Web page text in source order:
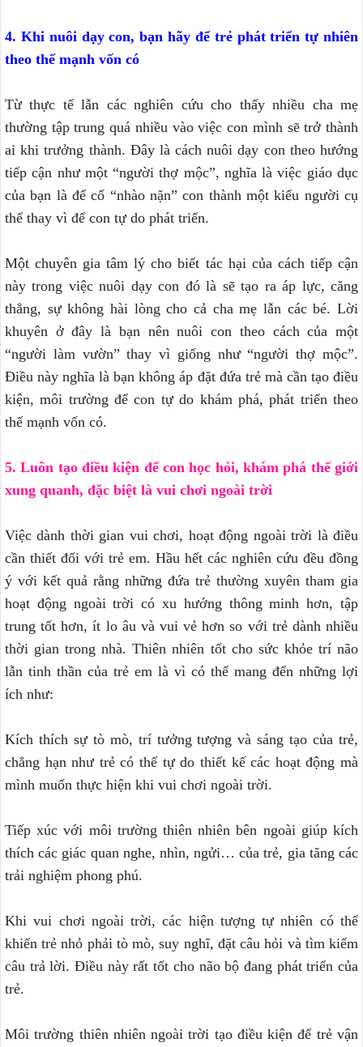
4. Khi nuôi dạy con, bạn hãy để trẻ phát triển tự nhiên
theo thế mạnh vốn có
Từ thực tế lẫn các nghiên cứu cho thấy nhiều cha mẹ
thường tập trung quá nhiều vào việc con mình sẽ trở thành
ai khi trưởng thành. Đây là cách nuôi dạy con theo hướng
tiếp cận như một “người thợ mộc”, nghĩa là việc giáo dục
của bạn là để cố “nhào nặn” con thành một kiểu người cụ
thể thay vì để con tự do phát triển.
Một chuyên gia tâm lý cho biết tác hại của cách tiếp cận
này trong việc nuôi dạy con đó là sẽ tạo ra áp lực, căng
thẳng, sự không hài lòng cho cả cha mẹ lẫn các bé. Lời
khuyên ở đây là bạn nên nuôi con theo cách của một
“người làm vườn” thay vì giống như “người thợ mộc”.
Điều này nghĩa là bạn không áp đặt đứa trẻ mà cần tạo điều
kiện, môi trường để con tự do khám phá, phát triển theo
thế mạnh vốn có.
5. Luôn tạo điều kiện để con học hỏi, khám phá thế giới
xung quanh, đặc biệt là vui chơi ngoài trời
Việc dành thời gian vui chơi, hoạt động ngoài trời là điều
cần thiết đối với trẻ em. Hầu hết các nghiên cứu đều đồng
ý với kết quả rằng những đứa trẻ thường xuyên tham gia
hoạt động ngoài trời có xu hướng thông minh hơn, tập
trung tốt hơn, ít lo âu và vui vẻ hơn so với trẻ dành nhiều
thời gian trong nhà. Thiên nhiên tốt cho sức khỏe trí não
lẫn tinh thần của trẻ em là vì có thể mang đến những lợi
ích như:
Kích thích sự tò mò, trí tưởng tượng và sáng tạo của trẻ,
chẳng hạn như trẻ có thể tự do thiết kế các hoạt động mà
mình muốn thực hiện khi vui chơi ngoài trời.
Tiếp xúc với môi trường thiên nhiên bên ngoài giúp kích
thích các giác quan nghe, nhìn, ngửi… của trẻ, gia tăng các
trải nghiệm phong phú.
Khi vui chơi ngoài trời, các hiện tượng tự nhiên có thể
khiến trẻ nhỏ phải tò mò, suy nghĩ, đặt câu hỏi và tìm kiếm
câu trả lời. Điều này rất tốt cho não bộ đang phát triển của
trẻ.
Môi trường thiên nhiên ngoài trời tạo điều kiện để trẻ vận